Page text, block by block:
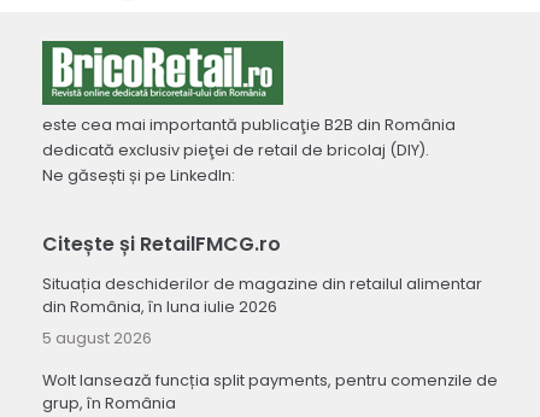
este cea mai importantă publicaţie B2B din România
dedicată exclusiv pieţei de retail de bricolaj (DIY).
Ne găsești și pe LinkedIn:
Citește și RetailFMCG.ro
Situația deschiderilor de magazine din retailul alimentar
din România, în luna iulie 2026
5 august 2026
Wolt lansează funcția split payments, pentru comenzile de
grup, în România